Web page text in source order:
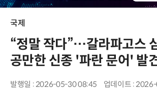
국제
“정말 작다”…갈라파고스
공만한 신종 '파란 문어' 발
발행일 : 2026-05-30 08:45 업데이트 :